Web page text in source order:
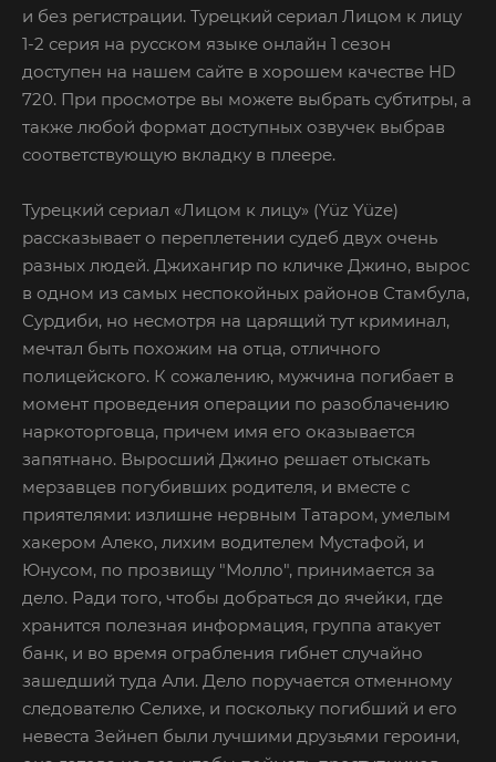
и без регистрации. Турецкий сериал Лицом к лицу
1-2 серия на русском языке онлайн 1 сезон
доступен на нашем сайте в хорошем качестве HD
720. При просмотре вы можете выбрать субтитры, а
также любой формат доступных озвучек выбрав
соответствующую вкладку в плеере.
Турецкий сериал «Лицом к лицу» (Yüz Yüze)
рассказывает о переплетении судеб двух очень
разных людей. Джихангир по кличке Джино, вырос
в одном из самых неспокойных районов Стамбула,
Сурдиби, но несмотря на царящий тут криминал,
мечтал быть похожим на отца, отличного
полицейского. К сожалению, мужчина погибает в
момент проведения операции по разоблачению
наркоторговца, причем имя его оказывается
запятнано. Выросший Джино решает отыскать
мерзавцев погубивших родителя, и вместе с
приятелями: излишне нервным Татаром, умелым
хакером Алеко, лихим водителем Мустафой, и
Юнусом, по прозвищу "Молло", принимается за
дело. Ради того, чтобы добраться до ячейки, где
хранится полезная информация, группа атакует
банк, и во время ограбления гибнет случайно
зашедший туда Али. Дело поручается отменному
следователю Селихе, и поскольку погибший и его
невеста Зейнеп были лучшими друзьями героини,